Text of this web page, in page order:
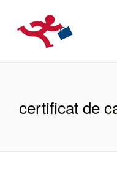
certificat de